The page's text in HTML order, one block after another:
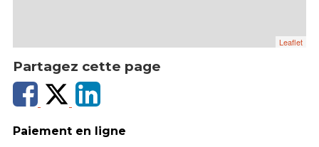
Leaflet
Partagez cette page
Paiement en ligne